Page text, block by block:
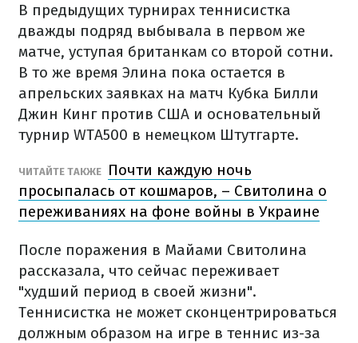
В предыдущих турнирах теннисистка
дважды подряд выбывала в первом же
матче, уступая британкам со второй сотни.
В то же время Элина пока остается в
апрельских заявках на матч Кубка Билли
Джин Кинг против США и основательный
турнир WTA500 в немецком Штутгарте.
ЧИТАЙТЕ ТАКЖЕ
Почти каждую ночь
просыпалась от кошмаров, – Свитолина о
переживаниях на фоне войны в Украине
После поражения в Майами Свитолина
рассказала, что сейчас переживает
"худший период в своей жизни".
Теннисистка не может сконцентрироваться
должным образом на игре в теннис из-за